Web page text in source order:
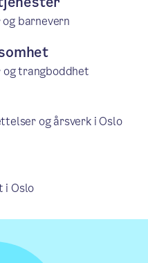
barnevern
og trangboddhet
og årsverk i Oslo
i Oslo